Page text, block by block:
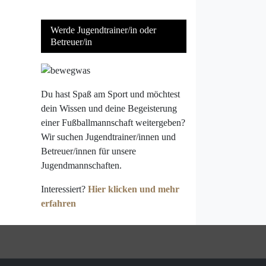
Werde Jugendtrainer/in oder
Betreuer/in
Du hast Spaß am Sport und möchtest
dein Wissen und deine Begeisterung
einer Fußballmannschaft weitergeben?
Wir suchen Jugendtrainer/innen und
Betreuer/innen für unsere
Jugendmannschaften.
Interessiert? Hier klicken und mehr
erfahren